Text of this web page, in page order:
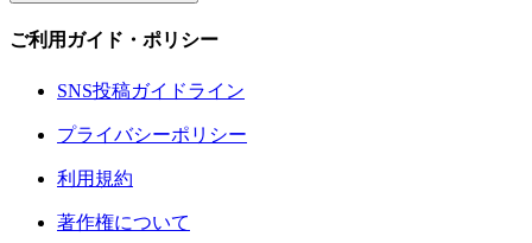
ご利用ガイド・ポリシー
SNS投稿ガイドライン
プライバシーポリシー
利用規約
著作権について